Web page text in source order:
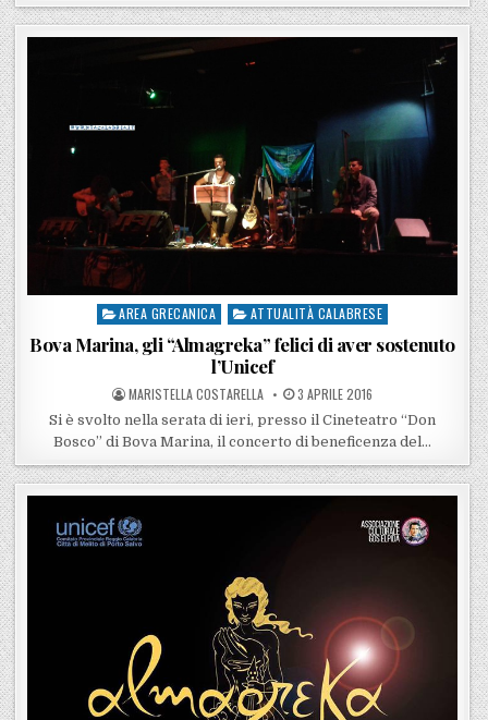
Posted in
AREA GRECANICA ATTUALITÀ CALABRESE
Bova Marina, gli “Almagreka” felici di aver sostenuto
l’Unicef
POSTED BY
MARISTELLA COSTARELLA POSTED ON
3 APRILE 2016
Si è svolto nella serata di ieri, presso il Cineteatro “Don
Bosco” di Bova Marina, il concerto di beneficenza del…